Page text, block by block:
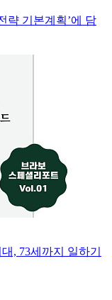
략 기본계획’에 담
, 73세까지 일하기